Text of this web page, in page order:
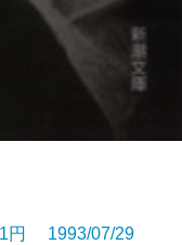
円 1993/07/29